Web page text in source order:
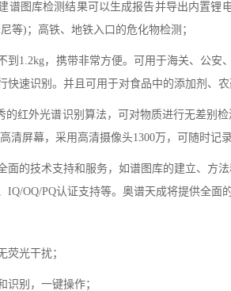
谱图库检测结果可以生成报告并导出内置锂
等)；高铁、地铁入口的危化物检测；
到1.2kg，携带非常方便。可用于海关、公
快速识别。并且可用于对食品中的添加剂、
的红外光谱识别算法，可对物质进行无差别
清屏幕，采用高清摄像头1300万，可随时记
面的技术支持和服务，如谱图库的建立、方
IQ/OQ/PQ认证支持等。奥谱天成将提供全面
荧光干扰；
识别，一键操作；